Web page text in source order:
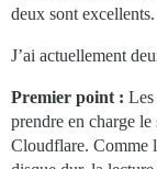
deux sont excellents.
J’ai actuellement
Premier point : Les
prendre en charge
Cloudflare. Comme